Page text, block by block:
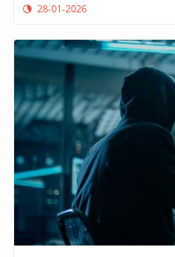
28-01-2026